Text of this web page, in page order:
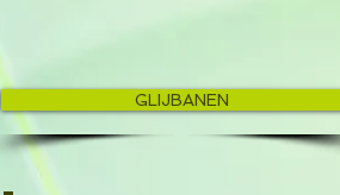
GLIJBANEN